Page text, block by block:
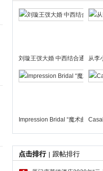
刘璇王弢大婚 中西结合通宵派
从李
Impression Bridal “魔术曲
点击排行 跟帖排行